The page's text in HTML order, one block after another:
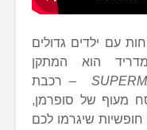
עם ילדים גדולים
הוא המתקן
– רכבת
מעוף של סופרמן,
חופשיות שיגרמו לכם